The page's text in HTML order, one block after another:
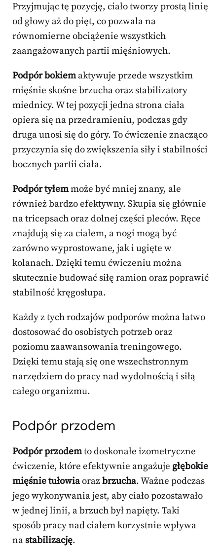
Przyjmując tę pozycję, ciało tworzy prostą linię
od głowy aż do pięt, co pozwala na
równomierne obciążenie wszystkich
zaangażowanych partii mięśniowych.
Podpór bokiemaktywuje przede wszystkim
mięśnie skośne brzucha oraz stabilizatory
miednicy. W tej pozycji jedna strona ciała
opiera się na przedramieniu, podczas gdy
druga unosi się do góry. To ćwiczenie znacząco
przyczynia się do zwiększenia siły i stabilności
bocznych partii ciała.
Podpór tyłemmoże być mniej znany, ale
również bardzo efektywny. Skupia się głównie
na tricepsach oraz dolnej części pleców. Ręce
znajdują się za ciałem, a nogi mogą być
zarówno wyprostowane, jak i ugięte w
kolanach. Dzięki temu ćwiczeniu można
skutecznie budować siłę ramion oraz poprawić
stabilność kręgosłupa.
Każdy z tych rodzajów podporów można łatwo
dostosować do osobistych potrzeb oraz
poziomu zaawansowania treningowego.
Dzięki temu stają się one wszechstronnym
narzędziem do pracy nad wydolnością i siłą
całego organizmu.
Podpór przodem
Podpór przodemto doskonałe izometryczne
ćwiczenie, które efektywnie angażuje głębokie
mięśnie tułowiaorazbrzucha. Ważne podczas
jego wykonywania jest, aby ciało pozostawało
w jednej linii, a brzuch był napięty. Taki
sposób pracy nad ciałem korzystnie wpływa
na stabilizację.